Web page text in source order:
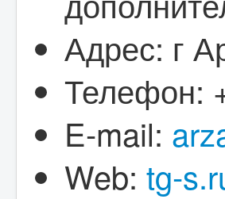
Адрес: г
Телефон:
E-mail:
Web: tg-